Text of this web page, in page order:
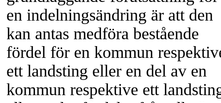
en indelningsändring är att den
kan antas medföra bestående
fördel för en kommun
ett landsting eller en del av en
kommun respektive ett